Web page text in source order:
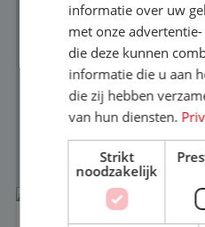
informatie over uw
met onze
die deze kunnen
informatie die u aan
die zij hebben
van hun diensten.
Strikt
noodzakelijk